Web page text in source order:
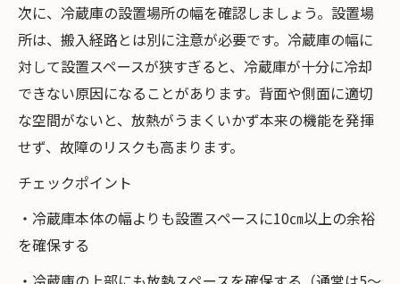
次に、冷蔵庫の設置場所の幅を確認しましょう。設置場
所は、搬入経路とは別に注意が必要です。冷蔵庫の幅に
対して設置スペースが狭すぎると、冷蔵庫が十分に冷却
できない原因になることがあります。背面や側面に適切
な空間がないと、放熱がうまくいかず本来の機能を発揮
せず、故障のリスクも高まります。
チェックポイント
・冷蔵庫本体の幅よりも設置スペースに10㎝以上の余裕
を確保する